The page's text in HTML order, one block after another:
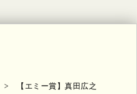
> 【エミー賞】真田広之